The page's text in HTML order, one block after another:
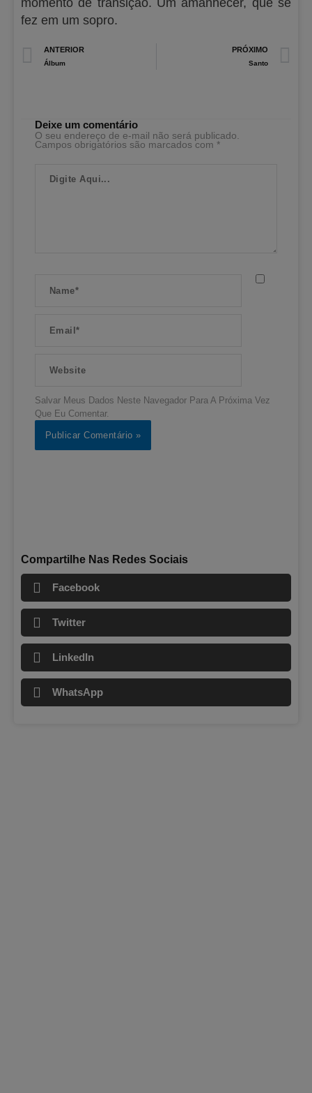
momento de transição. Um amanhecer, que se
fez em um sopro.
Prev
ANTERIOR
Álbum
PRÓXIMO
Santo
Deixe um comentário
O seu endereço de e-mail não será publicado.
Campos obrigatórios são marcados com *
Aqui...
Salvar Meus Dados Neste Navegador Para A Próxima Vez
Que Eu Comentar.
Compartilhe Nas Redes Sociais
Facebook
Twitter
LinkedIn
WhatsApp